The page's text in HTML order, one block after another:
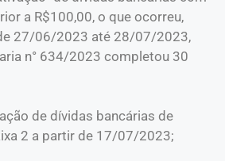
a R$100,00, o que ocorreu,
27/06/2023 até 28/07/2023,
n° 634/2023 completou 30
de dívidas bancárias de
2 a partir de 17/07/2023;